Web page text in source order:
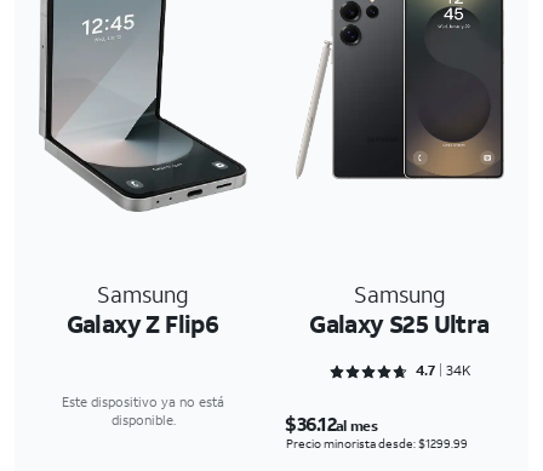
Samsung
Galaxy Z Flip6
Samsung
Galaxy S25 Ultra
Rated 4.7094 out of 5
4.7 34K
Este dispositivo ya no está
disponible.
$36.12al mes
Precio minorista desde: $1299.99